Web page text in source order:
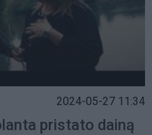
2024-05-27 11:34
pristato dainą